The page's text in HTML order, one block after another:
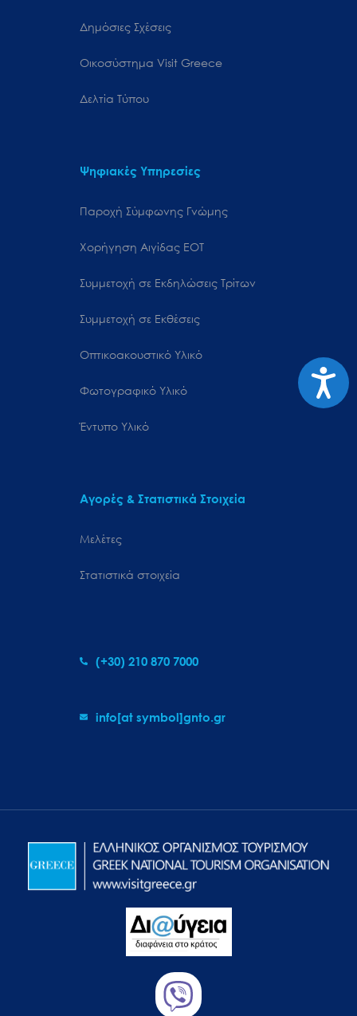
Δημόσιες Σχέσεις
Oικοσύστημα Visit Greece
Δελτία Τύπου
Ψηφιακές Υπηρεσίες
Παροχή Σύμφωνης Γνώμης
Χορήγηση Αιγίδας ΕΟΤ
Συμμετοχή σε Εκδηλώσεις Τρίτων
Συμμετοχή σε Εκθέσεις
Οπτικοακουστικό Υλικό
Φωτογραφικό Υλικό
Έντυπο Υλικό
Αγορές & Στατιστικά Στοιχεία
Μελέτες
Στατιστικά στοιχεία
(+30) 210 870 7000
info[at symbol]gnto.gr